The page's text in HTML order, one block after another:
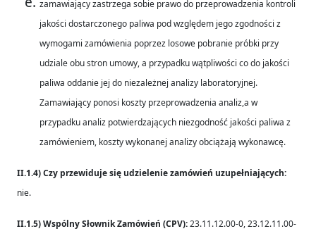
zamawiający zastrzega sobie prawo do przeprowadzenia kontroli
jakości dostarczonego paliwa pod względem jego zgodności z
wymogami zamówienia poprzez losowe pobranie próbki przy
udziale obu stron umowy, a przypadku wątpliwości co do jakości
paliwa oddanie jej do niezależnej analizy laboratoryjnej.
Zamawiający ponosi koszty przeprowadzenia analiz,a w
przypadku analiz potwierdzających niezgodność jakości paliwa z
zamówieniem, koszty wykonanej analizy obciążają wykonawcę.
II.1.4) Czy przewiduje się udzielenie zamówień uzupełniających:
nie.
II.1.5) Wspólny Słownik Zamówień (CPV):23.11.12.00-0, 23.12.11.00-